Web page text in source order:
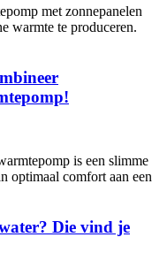
met zonnepanelen
warmte te produceren.
is een slimme
optimaal comfort aan een
Die vind je